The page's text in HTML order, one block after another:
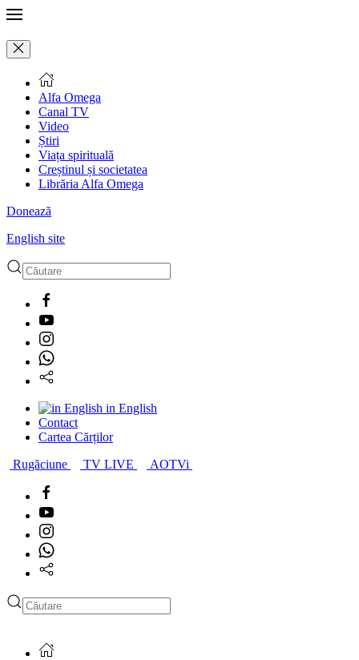
Alfa Omega
Canal TV
Video
Știri
Viața spirituală
Creștinul și societatea
Librăria Alfa Omega
Donează
English site
for results.
in English
Contact
Cartea Cărților
Rugăciune
TV LIVE AOTVi